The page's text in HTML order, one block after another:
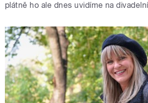
plátně ho ale dnes uvidíme na